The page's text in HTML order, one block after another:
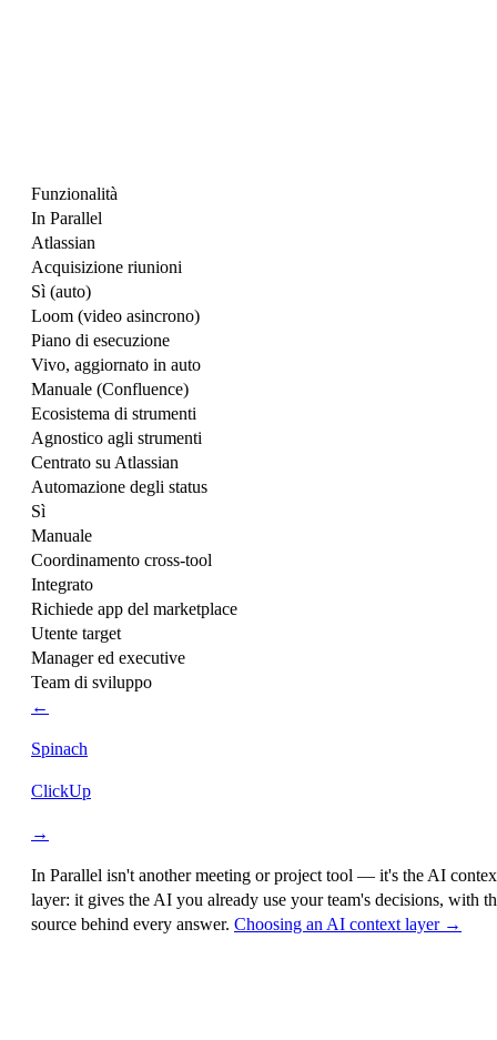
Funzionalità
In Parallel
Atlassian
Acquisizione riunioni
Sì (auto)
Loom (video asincrono)
Piano di esecuzione
Vivo, aggiornato in auto
Manuale (Confluence)
Ecosistema di strumenti
Agnostico agli strumenti
Centrato su Atlassian
Automazione degli status
Sì
Manuale
Coordinamento cross-tool
Integrato
Richiede app del marketplace
Utente target
Manager ed executive
Team di sviluppo
←
Spinach
ClickUp
→
In Parallel isn't another meeting or project tool — it's the AI
layer: it gives the AI you already use your team's decisions, with
source behind every answer. Choosing an AI context layer →